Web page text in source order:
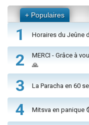
+ Populaires
1 Horaires du Jeûne
2
MERCI - Grâce à
🙏
3 La Paracha en 60
4 Mitsva en panique